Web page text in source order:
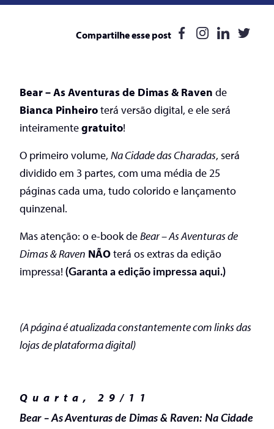
Compartilhe esse post
Bear – As Aventuras de Dimas & Raven de
Bianca Pinheiroterá versão digital, e ele será
inteiramentegratuito!
O primeiro volume, Na Cidade das Charadas, será
dividido em 3 partes, com uma média de 25
páginas cada uma, tudo colorido e lançamento
quinzenal.
Mas atenção: o e-book deBear – As Aventuras de
Dimas & Raven NÃOterá os extras da edição
impressa! (Garanta a edição impressa aqui.)
(A página é atualizada constantemente com links das
lojas de plataforma digital)
Quarta, 29/11
Bear – As Aventuras de Dimas & Raven: Na Cidade